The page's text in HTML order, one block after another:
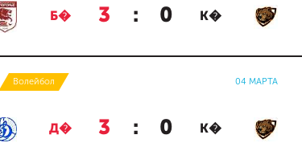
Б� 3 : 0 К�
Волейбол 04 МАРТА
Д� 3 : 0 К�